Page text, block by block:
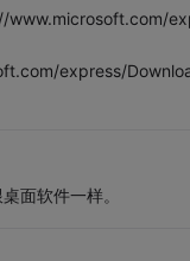
www.microsoft.com/
express/
面软件一样。